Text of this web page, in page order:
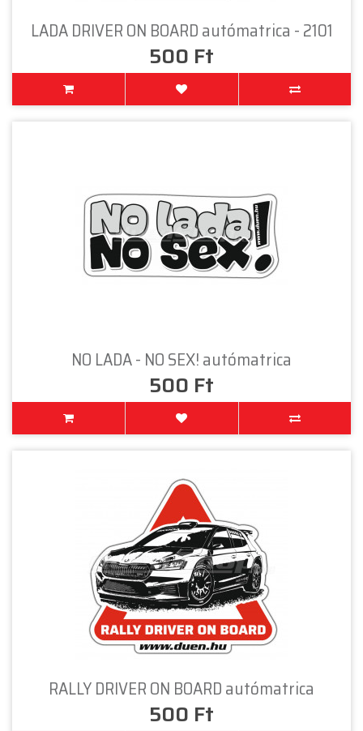
LADA DRIVER ON BOARD autómatrica - 2101
500 Ft
NO LADA - NO SEX! autómatrica
500 Ft
RALLY DRIVER ON BOARD autómatrica
500 Ft